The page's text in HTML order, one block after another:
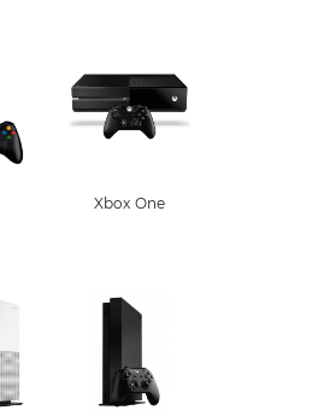
Xbox One